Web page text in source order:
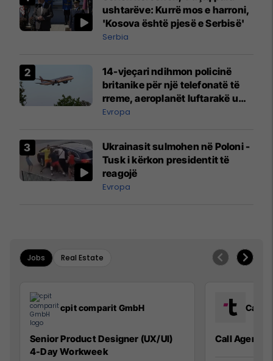
ushtarëve: Kurrë mos e harroni,
'Kosova është pjesë e Serbisë'
Serbia
14-vjeçari ndihmon policinë
britanike për një telefonatë të
rreme, aeroplanët luftarakë u
ngritën në ajër për të
Mançesterit
Evropa
Ukrainasit sulmohen në Poloni -
Tusk i kërkon presidentit të
reagojë
Evropa
Jobs Real Estate
cpit comparit GmbH
Senior Product Designer (UX/UI)
4-Day Workweek
Call
Call Agent